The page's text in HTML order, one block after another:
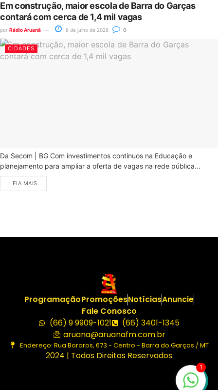
Em construção, maior escola de Barra do Garças
contará com cerca de 1,4 mil vagas
por Rádio Aruanã 8 de julho de 2026 0
CIDADES
Da Secom | BG Com investimentos contínuos na Educação e
planejamento para ampliar a oferta de vagas na rede pública...
LEIA MAIS
ProgramaçãoPromoçõesNotíciasAnuncie
Fale Conosco
(66) 9 9909-1021
(66) 3401-1345
aruana@aruanafm.com.br
Endereço: Rua Bororos, 673 - Centro - Barra do Garças / MT
2024 | Todos Direitos Reservados
1